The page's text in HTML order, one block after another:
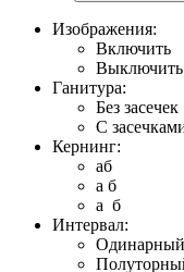
Изображения:
Включить
Выключить
Ганитура:
Без засечек
С
Кернинг:
aб
a б
a б
Интервал:
Одинарный